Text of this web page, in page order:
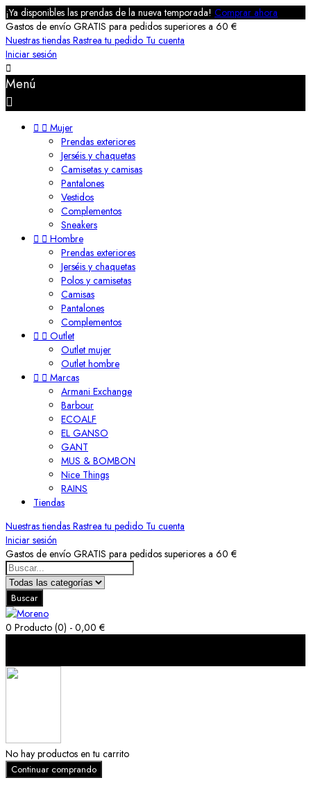
¡Ya disponibles las prendas de la nueva temporada! Comprar ahora
Gastos de envío GRATIS para pedidos superiores a 60 €
Nuestras tiendas Rastrea tu pedido Tu cuenta
Iniciar sesión

Menú

  Mujer
Prendas exteriores
Jerséis y chaquetas
Camisetas y camisas
Pantalones
Vestidos
Complementos
Sneakers
  Hombre
Prendas exteriores
Jerséis y chaquetas
Polos y camisetas
Camisas
Pantalones
Complementos
  Outlet
Outlet mujer
Outlet hombre
  Marcas
Armani Exchange
Barbour
ECOALF
EL GANSO
GANT
MUS & BOMBON
Nice Things
RAINS
Tiendas
Nuestras tiendas Rastrea tu pedido Tu cuenta
Iniciar sesión
Gastos de envío GRATIS para pedidos superiores a 60 €
Buscar
0 Producto (0) - 0,00 €
No hay productos en tu carrito
Continuar comprando